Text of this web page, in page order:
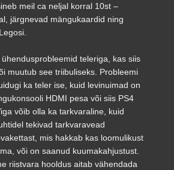
meil ca neljal korral 10st –
järgnevad mängukaardid ning
teleriga, kas siis
muutub see triibuliseks. Probleemi
ka teler ise, kuid levinuimad on
HDMI pesa või siis PS4
võib olla ka tarkvaraline, kuid
tekivad tarkvaravead
mis hakkab kas loomulikust
või on saanud kuumakahjustust.
riistvara hooldus aitab vähendada